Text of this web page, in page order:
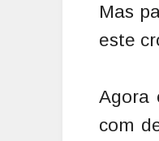
Mas
este
Agora
com